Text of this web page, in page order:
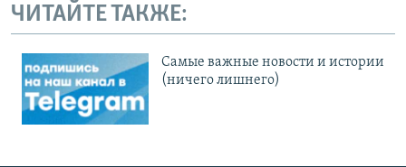
ЧИТАЙТЕ ТАКЖЕ:
Cамые важные новости и истории
(ничего лишнего)